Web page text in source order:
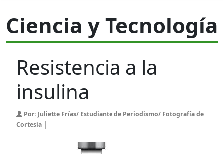
Ciencia y Tecnología
Resistencia a la
insulina
Por: Juliette Frías/ Estudiante de Periodismo/ Fotografía de
Cortesía|